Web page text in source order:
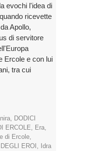
evochi l'idea di
ricevette
Apollo,
di servitore
Ercole e con lui
tra cui
, DODICI
ERCOLE, Era,
di Ercole,
DEGLI EROI , Idra